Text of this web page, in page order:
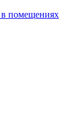
в помещениях